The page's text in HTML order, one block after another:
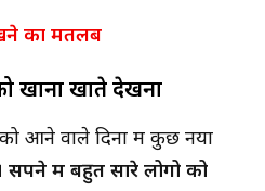
का मतलब
खाना खाते देखना
आने वाले दिनों में कुछ नया
सपने में बहुत सारे लोगो को